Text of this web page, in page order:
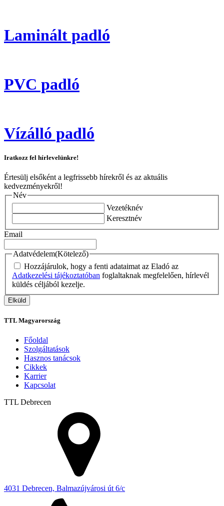
Laminált padló
PVC padló
Vízálló padló
Iratkozz fel hírlevelünkre!
Értesülj elsőként a legfrissebb hírekről és az aktuális
kedvezményekről!
Név
Vezetéknév
Keresztnév
Email
Adatvédelem(Kötelező)
Hozzájárulok, hogy a fenti adataimat az Eladó az
Adatkezelési tájékoztatóban foglaltaknak megfelelően, hírlevél
küldés céljából kezelje.
TTL Magyarország
Főoldal
Szolgáltatások
Hasznos tanácsok
Cikkek
Karrier
Kapcsolat
TTL Debrecen
4031 Debrecen, Balmazújvárosi út 6/c